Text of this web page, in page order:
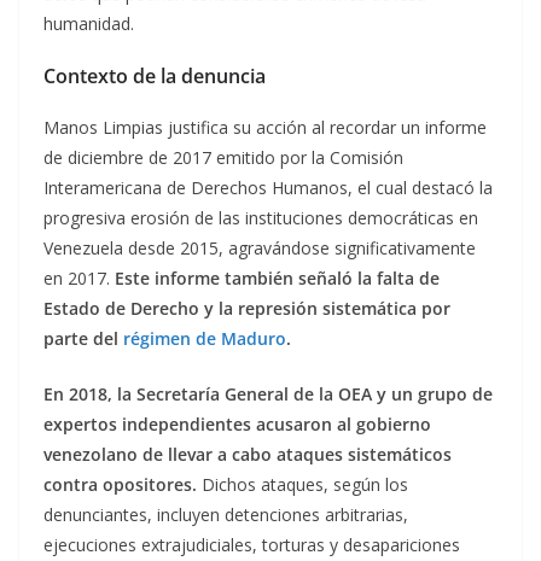
humanidad.
Contexto de la denuncia
Manos Limpias justifica su acción al recordar un informe
de diciembre de 2017 emitido por la Comisión
Interamericana de Derechos Humanos, el cual destacó la
progresiva erosión de las instituciones democráticas en
Venezuela desde 2015, agravándose significativamente
en 2017. Este informe también señaló la falta de
Estado de Derecho y la represión sistemática por
parte del régimen de Maduro.
En 2018, la Secretaría General de la OEA y un grupo de
expertos independientes acusaron al gobierno
venezolano de llevar a cabo ataques sistemáticos
contra opositores. Dichos ataques, según los
denunciantes, incluyen detenciones arbitrarias,
ejecuciones extrajudiciales, torturas y desapariciones